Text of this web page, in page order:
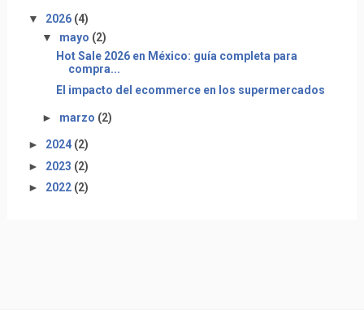
▼ 2026 (4)
▼ mayo (2)
Hot Sale 2026 en México: guía completa para
compra...
El impacto del ecommerce en los supermercados
► marzo (2)
► 2024 (2)
► 2023 (2)
► 2022 (2)